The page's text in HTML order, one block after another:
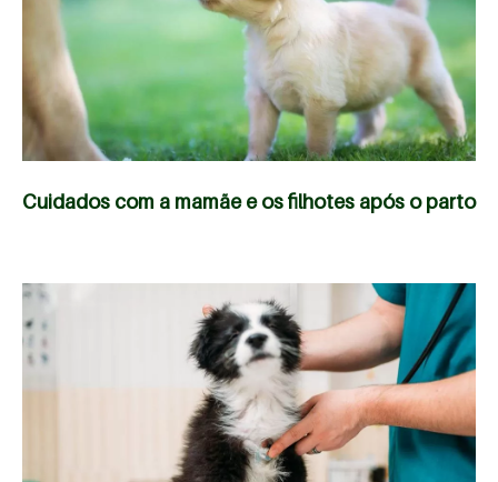
Cuidados com a mamãe e os filhotes após o parto